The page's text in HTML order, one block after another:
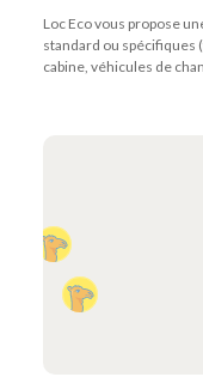
Loc Eco vous propose
standard ou
cabine, véhicules de